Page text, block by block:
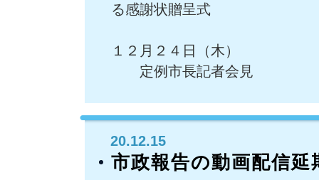
る感謝状贈呈式
１２月２４日（木）
定例市長記者会見
20.12.15
市政報告の動画配信